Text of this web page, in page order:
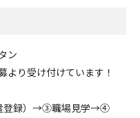
ン
より受け付けています！
登録）→③職場見学→④